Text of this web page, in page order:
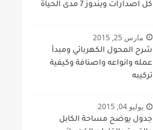
كل اصدارات ويندوز 7 مدى الحياة
مارس 25, 2015
شرح المحول الكهربائي ومبدأ
عمله وانواعه واصنافة وكيفية
تركيبه
يوليو 04, 2015
جدول يوضح مساحة الكابل